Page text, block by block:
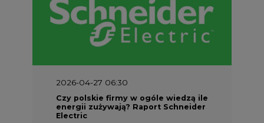
2026-04-27 06:30
Czy polskie firmy w ogóle wiedzą ile
energii zużywają? Raport Schneider
Electric